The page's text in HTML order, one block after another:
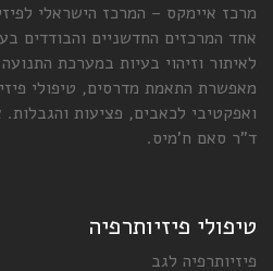
מרכז איימקס – המרכז הישראלי
אחד המרכזים החדשניים והבודדים
לאיתור וזיהוי בעיות במערכת
מאפשרת התאמת מדרסים, טיפולי
ואפקטיבי לכאבים, פציעות
ד"ר סאם ח'מיס.
טיפולי פיזיותרפיה
פיזיותרפיה לגב